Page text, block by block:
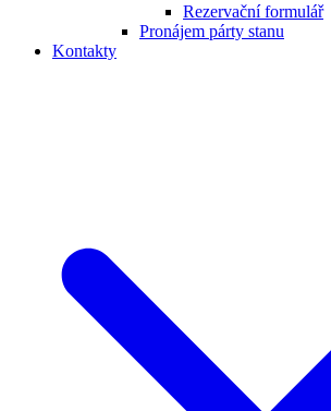
Rezervační formulář
Pronájem párty stanu
Kontakty